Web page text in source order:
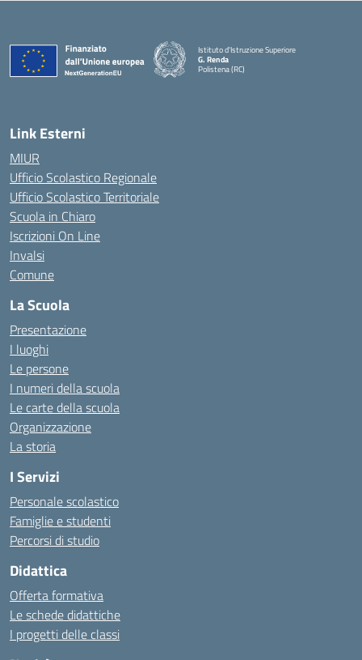
Istituto d'Istruzione Superiore
G. Renda
Polistena (RC)
Link Esterni
MIUR
Ufficio Scolastico Regionale
Ufficio Scolastico Territoriale
Scuola in Chiaro
Iscrizioni On Line
Invalsi
Comune
La Scuola
Presentazione
I luoghi
Le persone
I numeri della scuola
Le carte della scuola
Organizzazione
La storia
I Servizi
Personale scolastico
Famiglie e studenti
Percorsi di studio
Didattica
Offerta formativa
Le schede didattiche
I progetti delle classi